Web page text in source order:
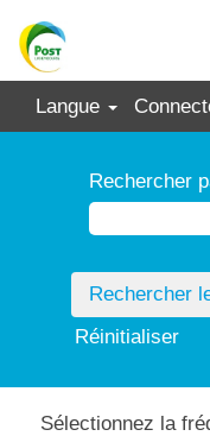
Langue
Rechercher
Réinitialiser
Sélectionnez la